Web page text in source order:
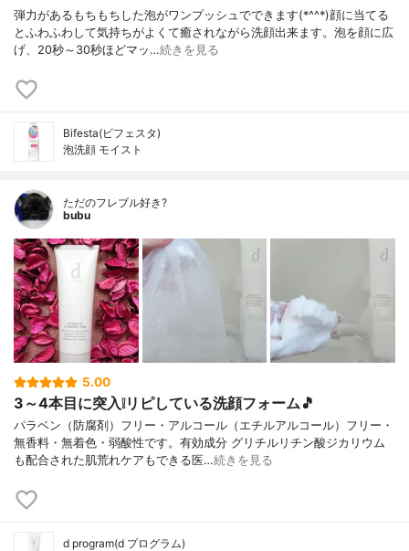
弾力があるもちもちした泡がワンプッシュでできます(*^^*)顔に当てる
とふわふわして気持ちがよくて癒されながら洗顔出来ます。泡を顔に広
げ、20秒～30秒ほどマッ…続きを見る
Bifesta(ビフェスタ)
泡洗顔 モイスト
ただのフレブル好き?
bubu
5.00
3～4本目に突入❕リピしている洗顔フォーム🎵
パラベン（防腐剤）フリー・アルコール（エチルアルコール）フリー・
無香料・無着色・弱酸性です。有効成分 グリチルリチン酸ジカリウム
も配合された肌荒れケアもできる医…続きを見る
d program(d プログラム)